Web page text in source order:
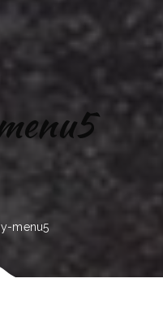
menu5